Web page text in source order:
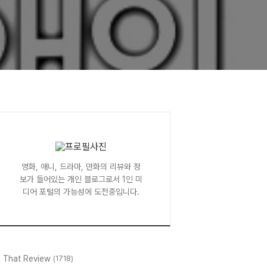
영화, 애니, 드라마, 만화의 리뷰와 정
보가 들어있는 개인 블로그로서 1인 미
디어 포털의 가능성에 도전중입니다.
That Review (1718)